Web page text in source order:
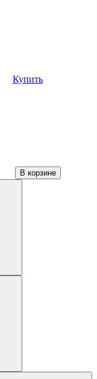
Купить
В корзине